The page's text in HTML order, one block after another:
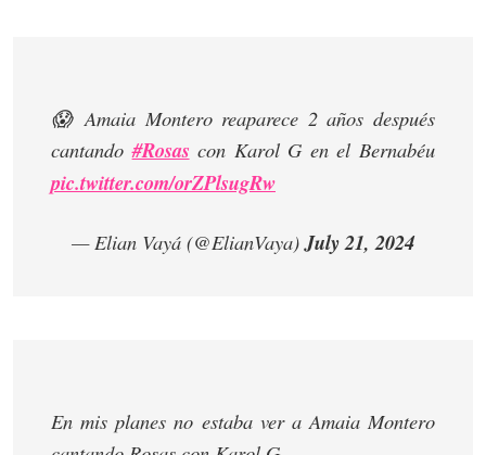
😱 Amaia Montero reaparece 2 años después
cantando#Rosas con Karol G en el Bernabéu
pic.twitter.com/orZPlsugRw
— Elian Vayá (@ElianVaya)July 21, 2024
En mis planes no estaba ver a Amaia Montero